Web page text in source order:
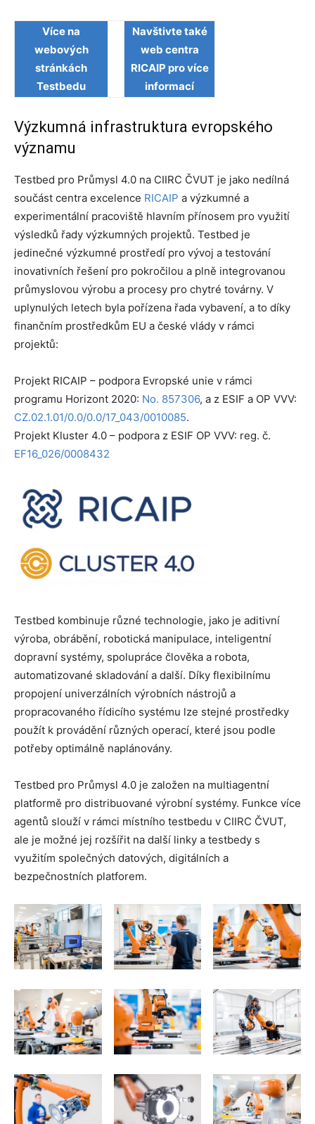
Více na
webových
stránkách
Testbedu
Navštivte také
web centra
RICAIP pro více
informací
Výzkumná infrastruktura evropského
významu
Testbed pro Průmysl 4.0 na CIIRC ČVUT je jako nedílná
součást centra excelence RICAIP a výzkumné a
experimentální pracoviště hlavním přínosem pro využití
výsledků řady výzkumných projektů. Testbed je
jedinečné výzkumné prostředí pro vývoj a testování
inovativních řešení pro pokročilou a plně integrovanou
průmyslovou výrobu a procesy pro chytré továrny. V
uplynulých letech byla pořízena řada vybavení, a to díky
finančním prostředkům EU a české vlády v rámci
projektů:
Projekt RICAIP – podpora Evropské unie v rámci
programu Horizont 2020: No. 857306, a z ESIF a OP VVV:
CZ.02.1.01/0.0/0.0/17_043/0010085.
Projekt Kluster 4.0 – podpora z ESIF OP VVV: reg. č.
EF16_026/0008432
Testbed kombinuje různé technologie, jako je aditivní
výroba, obrábění, robotická manipulace, inteligentní
dopravní systémy, spolupráce člověka a robota,
automatizované skladování a další. Díky flexibilnímu
propojení univerzálních výrobních nástrojů a
propracovaného řídicího systému lze stejné prostředky
použít k provádění různých operací, které jsou podle
potřeby optimálně naplánovány.
Testbed pro Průmysl 4.0 je založen na multiagentní
platformě pro distribuované výrobní systémy. Funkce více
agentů slouží v rámci místního testbedu v CIIRC ČVUT,
ale je možné jej rozšířit na další linky a testbedy s
využitím společných datových, digitálních a
bezpečnostních platforem.